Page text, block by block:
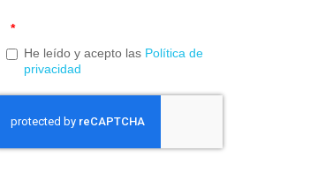
*
He leído y acepto las Política de
privacidad